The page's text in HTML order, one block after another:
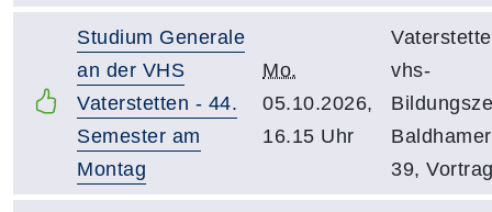
Studium Generale
an der VHS
Vaterstetten - 44.
Semester am
Montag
Mo.
05.10.2026,
16.15 Uhr
vhs-
39,